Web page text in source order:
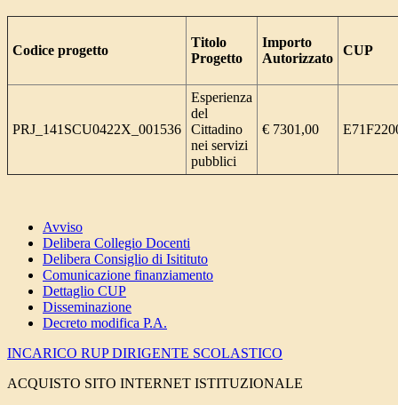
Codice progetto
Titolo
Progetto
Importo
Autorizzato
CUP
PRJ_141SCU0422X_001536
Esperienza
del
Cittadino
nei servizi
pubblici
€ 7301,00
Avviso
Delibera Collegio Docenti
Delibera Consiglio di Isitituto
Comunicazione finanziamento
Dettaglio CUP
Disseminazione
Decreto modifica P.A.
INCARICO RUP DIRIGENTE SCOLASTICO
ACQUISTO SITO INTERNET ISTITUZIONALE